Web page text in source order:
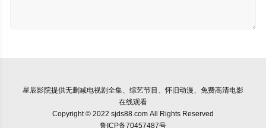
星辰影院提供无删减电视剧全集、综艺节目、怀旧动漫、免费高清电影
在线观看
Copyright © 2022 sjds88.com All Rights Reserved
鲁ICP备70457487号